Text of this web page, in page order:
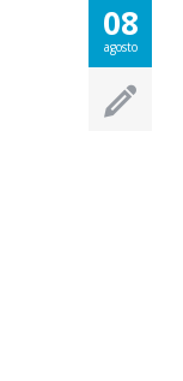
08
agosto